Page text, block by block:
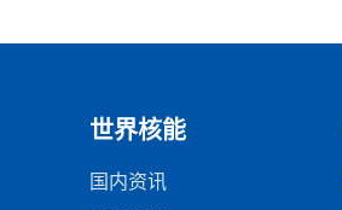
世界核能
国内资讯